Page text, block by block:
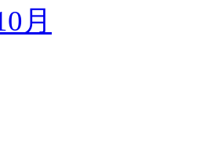
月